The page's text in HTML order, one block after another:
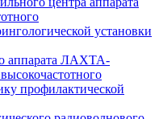
установки
аппарата ЛАХТА-
профилактической